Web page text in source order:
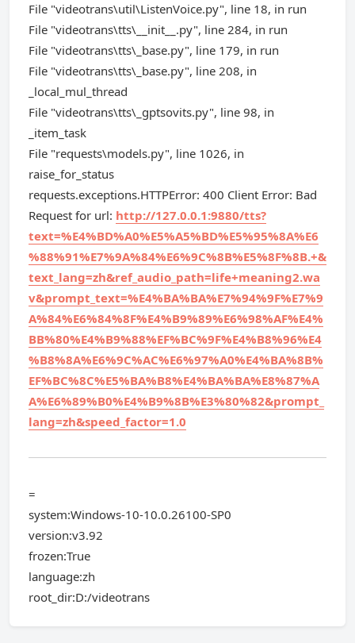
File "videotrans\util\ListenVoice.py", line 18, in run
File "videotrans\tts\__init__.py", line 284, in run
File "videotrans\tts\_base.py", line 179, in run
File "videotrans\tts\_base.py", line 208, in
_local_mul_thread
File "videotrans\tts\_gptsovits.py", line 98, in
_item_task
File "requests\models.py", line 1026, in
raise_for_status
requests.exceptions.HTTPError: 400 Client Error: Bad
Request for url: http://127.0.0.1:9880/tts?
text=%E4%BD%A0%E5%A5%BD%E5%95%8A%E6
%88%91%E7%9A%84%E6%9C%8B%E5%8F%8B.+&
text_lang=zh&ref_audio_path=life+meaning2.wa
v&prompt_text=%E4%BA%BA%E7%94%9F%E7%9
A%84%E6%84%8F%E4%B9%89%E6%98%AF%E4%
BB%80%E4%B9%88%EF%BC%9F%E4%B8%96%E4
%B8%8A%E6%9C%AC%E6%97%A0%E4%BA%8B%
EF%BC%8C%E5%BA%B8%E4%BA%BA%E8%87%A
A%E6%89%B0%E4%B9%8B%E3%80%82&prompt_
lang=zh&speed_factor=1.0
=
system:Windows-10-10.0.26100-SP0
version:v3.92
frozen:True
language:zh
root_dir:D:/videotrans